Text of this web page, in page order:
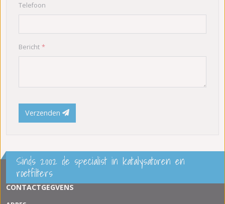
Telefoon
Bericht
Verzenden
Sinds 2002 de specialist in katalysatoren en
roetfilters
CONTACTGEGVENS